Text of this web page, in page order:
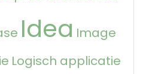
Idea Image
Logisch applicatie